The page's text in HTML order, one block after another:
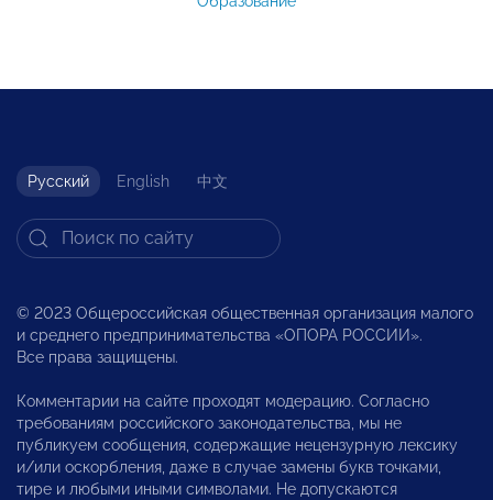
Русский English 中文
© 2023 Общероссийская общественная организация малого
и среднего предпринимательства «ОПОРА РОССИИ».
Все права защищены.
Комментарии на сайте проходят модерацию. Согласно
требованиям российского законодательства, мы не
публикуем сообщения, содержащие нецензурную лексику
и/или оскорбления, даже в случае замены букв точками,
тире и любыми иными символами. Не допускаются